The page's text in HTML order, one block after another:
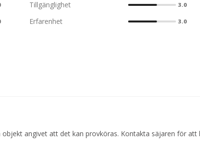
Tillgänglighet 3.0
Erfarenhet 3.0
objekt angivet att det kan provköras. Kontakta säjaren för att